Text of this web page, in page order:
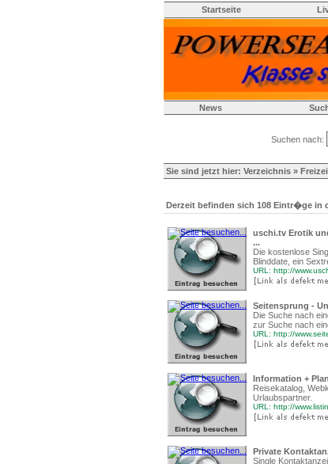
Startseite
News
Suchen nach:
Sie sind jetzt hier: Verzeichnis »
Derzeit befinden sich 108 Eintr�ge in
uschi.tv Erotik
...
Die kostenlose
Blinddate, ein
URL: http://
Seitensprung -
Die Suche nach
zur Suche nach
URL: http://
Information +
Reisekatalog,
Urlaubspartner.
URL: http://
Private
Single